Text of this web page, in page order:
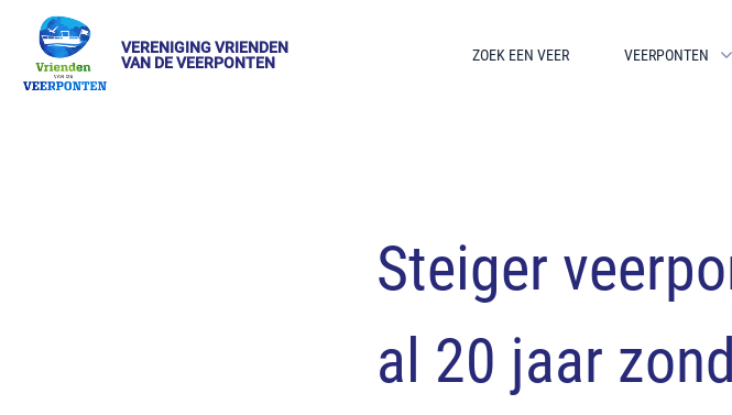
VERENIGING VRIENDEN
VAN DE VEERPONTEN
ZOEK EEN VEER VEERPONTEN
Steiger
al 20 jaar